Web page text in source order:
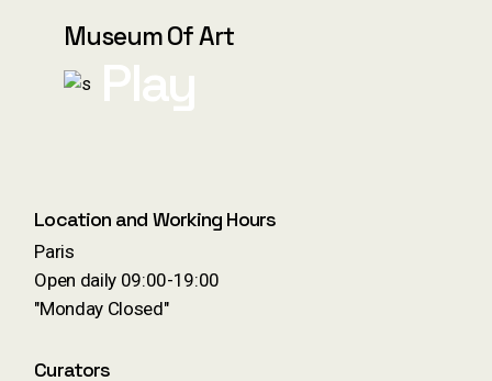
Location and Working Hours
Paris
Open daily 09:00-19:00
"Monday Closed"
Curators
Museum Of Art
Play